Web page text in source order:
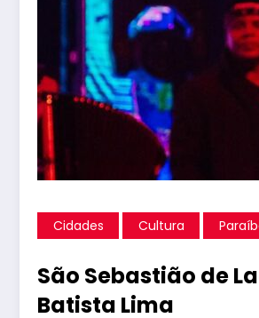
Cidades Cultura
São Sebastião de
Batista Lima